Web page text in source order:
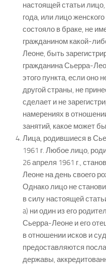
настоящей статьи
года, или лицо
состояло в браке, не
гражданином какой-
Леоне, быть
гражданина Сьерра-
этого пункта, если оно
другой страны, не
сделает и не
намерениях в
занятий, какое может
Лица, родившиеся в
1961 г. Любое лицо,
26 апреля 1961 г.,
Леоне на день своего
Однако лицо не
в силу настоящей
a) ни один из его
Сьерра-Леоне и его
в отношении исков и
предоставляются
державы,